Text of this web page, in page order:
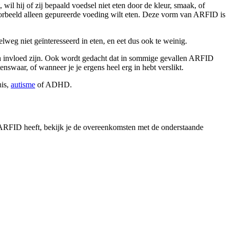
hij of zij bepaald voedsel niet eten door de kleur, smaak, of
alleen gepureerde voeding wilt eten. Deze vorm van ARFID is
niet geïnteresseerd in eten, en eet dus ook te weinig.
invloed zijn. Ook wordt gedacht dat in sommige gevallen ARFID
of wanneer je je ergens heel erg in hebt verslikt.
autisme of ADHD.
heeft, bekijk je de overeenkomsten met de onderstaande